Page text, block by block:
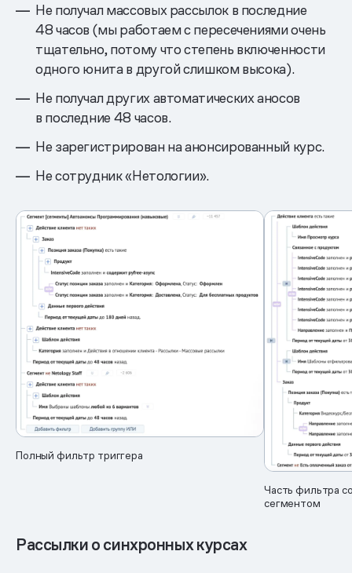
Не получал массовых рассылок в последние
48 часов (мы работаем с пересечениями очень
тщательно, потому что степень включенности
одного юнита в другой слишком высока).
Не получал других автоматических аносов
в последние 48 часов.
Не зарегистрирован на анонсированный курс.
Не сотрудник «Нетологии».
Полный фильтр триггера
Часть фильтра
сегментом
Рассылки о синхронных курсах